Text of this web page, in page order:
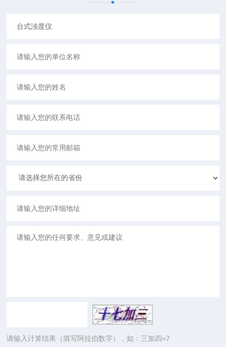
请输入计算结果（填写阿拉伯数字），如：三加四=7